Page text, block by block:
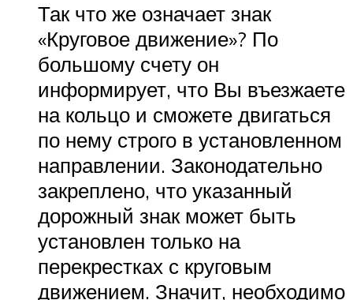
Так что же означает знак
«Круговое движение»? По
большому счету он
информирует, что Вы въезжаете
на кольцо и сможете двигаться
по нему строго в установленном
направлении. Законодательно
закреплено, что указанный
дорожный знак может быть
установлен только на
перекрестках с круговым
движением. Значит, необходимо